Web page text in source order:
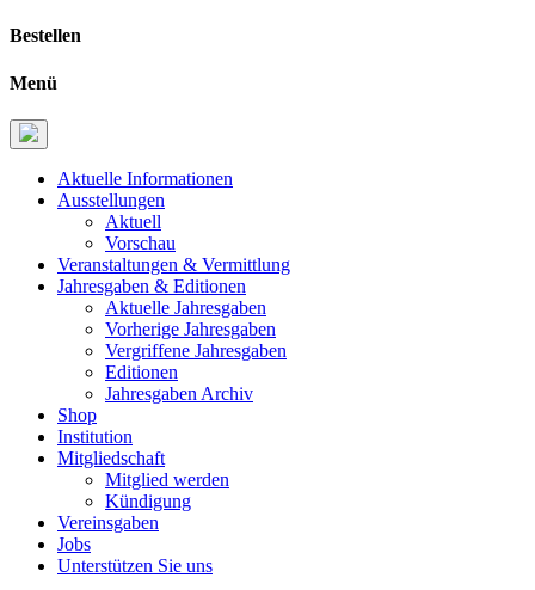
Bestellen
Menü
Aktuelle Informationen
Ausstellungen
Aktuell
Vorschau
Veranstaltungen & Vermittlung
Jahresgaben & Editionen
Aktuelle Jahresgaben
Vorherige Jahresgaben
Vergriffene Jahresgaben
Editionen
Jahresgaben Archiv
Shop
Institution
Mitgliedschaft
Mitglied werden
Kündigung
Vereinsgaben
Jobs
Unterstützen Sie uns